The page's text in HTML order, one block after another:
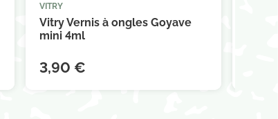
 
VITRY
Vitry Vernis à ongles Goyave
mini 4ml
3,90 €